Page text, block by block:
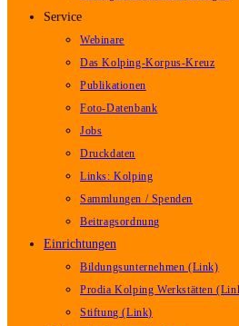
Service
Webinare
Das Kolping-Korpus-Kreuz
Publikationen
Foto-Datenbank
Jobs
Druckdaten
Links: Kolping
Sammlungen / Spenden
Beitragsordnung
Einrichtungen
Bildungsunternehmen (Link)
Prodia Kolping Werkstätten
Stiftung (Link)